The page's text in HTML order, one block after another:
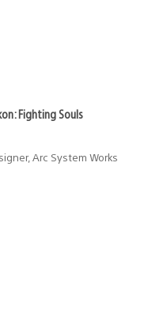
Fighting Souls
Arc System Works